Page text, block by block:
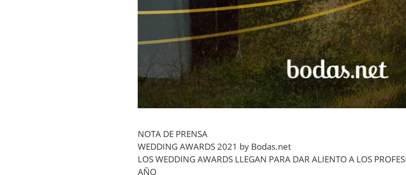
NOTA DE PRENSA
WEDDING AWARDS 2021 by Bodas.net
LOS WEDDING AWARDS LLEGAN PARA DAR ALIENTO A LOS
AÑO